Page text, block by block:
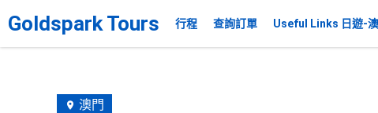
Goldspark Tours 行程 查詢訂單 Useful Links 日遊-
澳門